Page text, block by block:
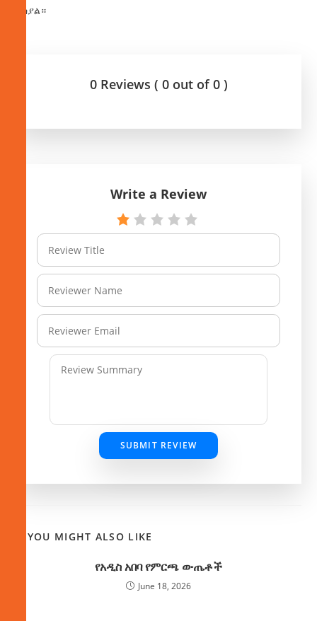
ያሳያል።
0 Reviews ( 0 out of 0 )
Write a Review
SUBMIT REVIEW
YOU MIGHT ALSO LIKE
የአዲስ አበባ የምርጫ ውጤቶች
June 18, 2026